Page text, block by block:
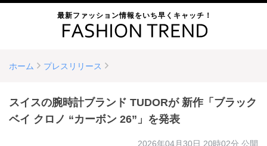
最新ファッション情報をいち早くキャッチ！
ホーム プレスリリース
スイスの腕時計ブランド TUDORが 新作「ブラック
ベイ クロノ “カーボン 26”」を発表
2026年04月30日 20時02分 公開